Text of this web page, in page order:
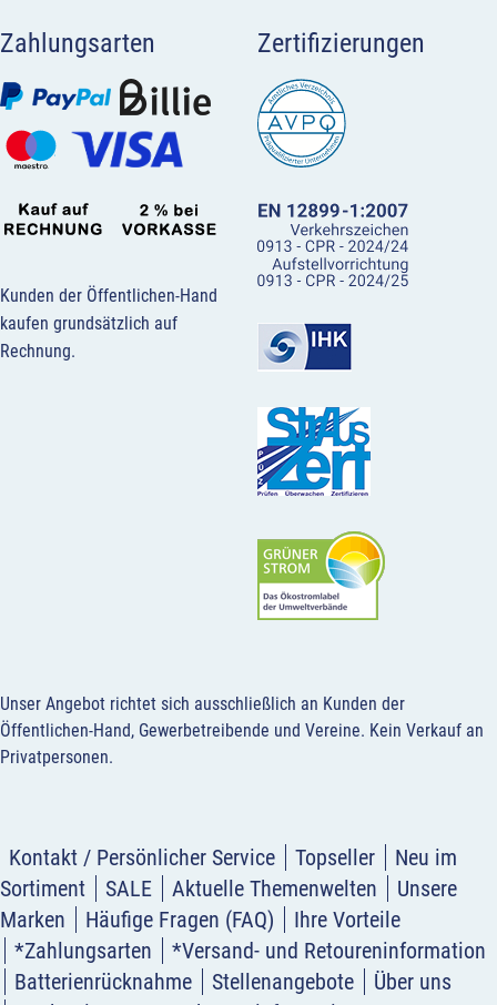
Zahlungsarten
Kunden der Öffentlichen-Hand
kaufen grundsätzlich auf
Rechnung.
Zertifizierungen
Unser Angebot richtet sich ausschließlich an Kunden der
Öffentlichen-Hand, Gewerbetreibende und Vereine. Kein Verkauf an
Privatpersonen.
Kontakt / Persönlicher Service Topseller
Neu im
Sortiment
SALE Aktuelle Themenwelten
Unsere
Marken
Häufige Fragen (FAQ)
Ihre Vorteile
*Zahlungsarten
*Versand- und Retoureninformation
Batterienrücknahme
Stellenangebote
Über uns